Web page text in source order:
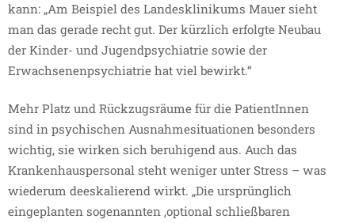
kann: „Am Beispiel des Landesklinikums Mauer sieht
man das gerade recht gut. Der kürzlich erfolgte Neubau
der Kinder- und Jugendpsychiatrie sowie der
Erwachsenenpsychiatrie hat viel bewirkt.“
Mehr Platz und Rückzugsräume für die PatientInnen
sind in psychischen Ausnahmesituationen besonders
wichtig, sie wirken sich beruhigend aus. Auch das
Krankenhauspersonal steht weniger unter Stress – was
wiederum deeskalierend wirkt. „Die ursprünglich
eingeplanten sogenannten ‚optional schließbaren